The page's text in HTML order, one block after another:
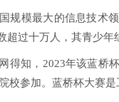
规模最大的信息技术
超过十万人，其青少年
得知，2023年该蓝桥
校参加。蓝桥杯大赛